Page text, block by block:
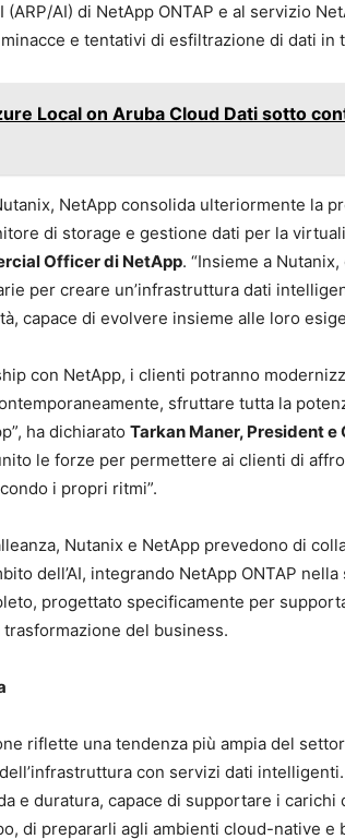
AI) di NetApp ONTAP e al servizio
e tentativi di esfiltrazione di dati in
Local on Aruba Cloud Dati sotto
NetApp consolida ulteriormente la
di storage e gestione dati per la
Officer di NetApp. “Insieme a
per creare un’infrastruttura dati
capace di evolvere insieme alle loro
con NetApp, i clienti potranno
sfruttare tutta la
ha dichiarato Tarkan Maner, President
le forze per permettere ai clienti di
i propri ritmi”.
Nutanix e NetApp prevedono di
dell’AI, integrando NetApp ONTAP
progettato specificamente per
trasformazione del business.
riflette una tendenza più ampia del
con servizi dati
e duratura, capace di supportare i
di prepararli agli ambienti cloud-native e